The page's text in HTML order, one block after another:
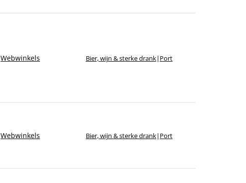
Webwinkels Bier, wijn & sterke drank| Port
Webwinkels Bier, wijn & sterke drank| Port